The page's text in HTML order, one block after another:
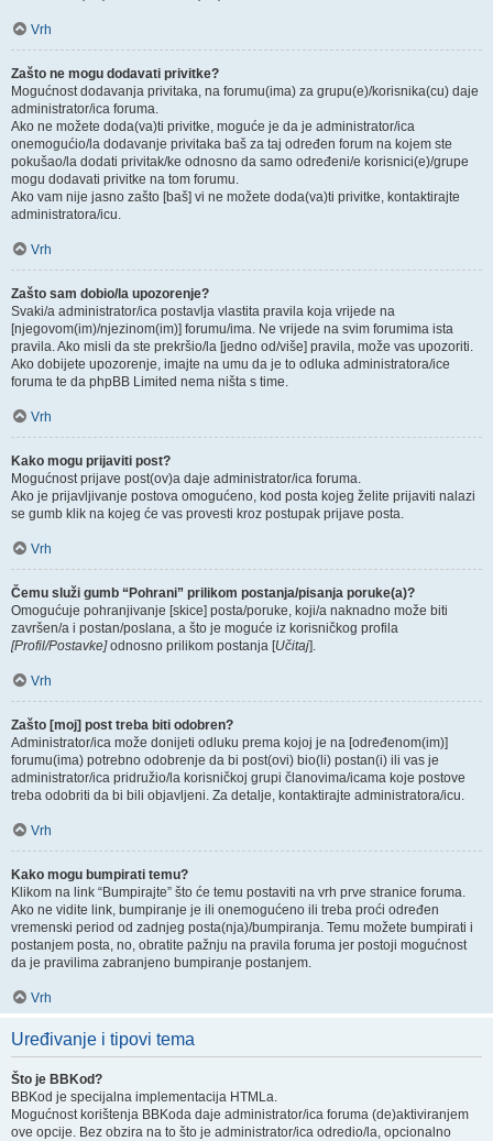
Vrh
Zašto ne mogu dodavati privitke?
Mogućnost dodavanja privitaka, na forumu(ima) za grupu(e)/korisnika(cu) daje
administrator/ica foruma.
Ako ne možete doda(va)ti privitke, moguće je da je administrator/ica
onemogućio/la dodavanje privitaka baš za taj određen forum na kojem ste
pokušao/la dodati privitak/ke odnosno da samo određeni/e korisnici(e)/grupe
mogu dodavati privitke na tom forumu.
Ako vam nije jasno zašto [baš] vi ne možete doda(va)ti privitke, kontaktirajte
administratora/icu.
Vrh
Zašto sam dobio/la upozorenje?
Svaki/a administrator/ica postavlja vlastita pravila koja vrijede na
[njegovom(im)/njezinom(im)] forumu/ima. Ne vrijede na svim forumima ista
pravila. Ako misli da ste prekršio/la [jedno od/više] pravila, može vas upozoriti.
Ako dobijete upozorenje, imajte na umu da je to odluka administratora/ice
foruma te da phpBB Limited nema ništa s time.
Vrh
Kako mogu prijaviti post?
Mogućnost prijave post(ov)a daje administrator/ica foruma.
Ako je prijavljivanje postova omogućeno, kod posta kojeg želite prijaviti nalazi
se gumb klik na kojeg će vas provesti kroz postupak prijave posta.
Vrh
Čemu služi gumb “Pohrani” prilikom postanja/pisanja poruke(a)?
Omogućuje pohranjivanje [skice] posta/poruke, koji/a naknadno može biti
završen/a i postan/poslana, a što je moguće iz korisničkog profila
[Profil/Postavke]odnosno prilikom postanja [Učitaj].
Vrh
Zašto [moj] post treba biti odobren?
Administrator/ica može donijeti odluku prema kojoj je na [određenom(im)]
forumu(ima) potrebno odobrenje da bi post(ovi) bio(li) postan(i) ili vas je
administrator/ica pridružio/la korisničkoj grupi članovima/icama koje postove
treba odobriti da bi bili objavljeni. Za detalje, kontaktirajte administratora/icu.
Vrh
Kako mogu bumpirati temu?
Klikom na link “Bumpirajte” što će temu postaviti na vrh prve stranice foruma.
Ako ne vidite link, bumpiranje je ili onemogućeno ili treba proći određen
vremenski period od zadnjeg posta(nja)/bumpiranja. Temu možete bumpirati i
postanjem posta, no, obratite pažnju na pravila foruma jer postoji mogućnost
da je pravilima zabranjeno bumpiranje postanjem.
Vrh
Uređivanje i tipovi tema
Što je BBKod?
BBKod je specijalna implementacija HTMLa.
Mogućnost korištenja BBKoda daje administrator/ica foruma (de)aktiviranjem
ove opcije. Bez obzira na to što je administrator/ica odredio/la, opcionalno